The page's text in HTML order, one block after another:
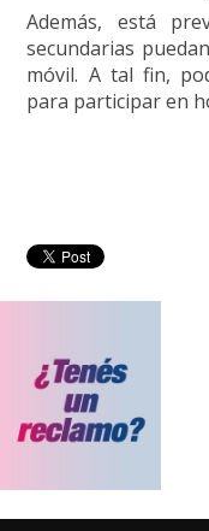
Además, está
secundarias
móvil. A tal fin,
para participar en